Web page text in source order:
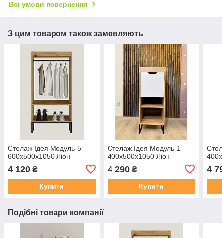
Всі умови повернення
З цим товаром також замовляють
Стелаж Ідея Модуль-5
600х500х1050 Ліон
4 120 ₴
Купити
Стелаж Ідея Модуль-1
400х500х1050 Ліон
4 290₴
Купити
4
Подібні товари компанії